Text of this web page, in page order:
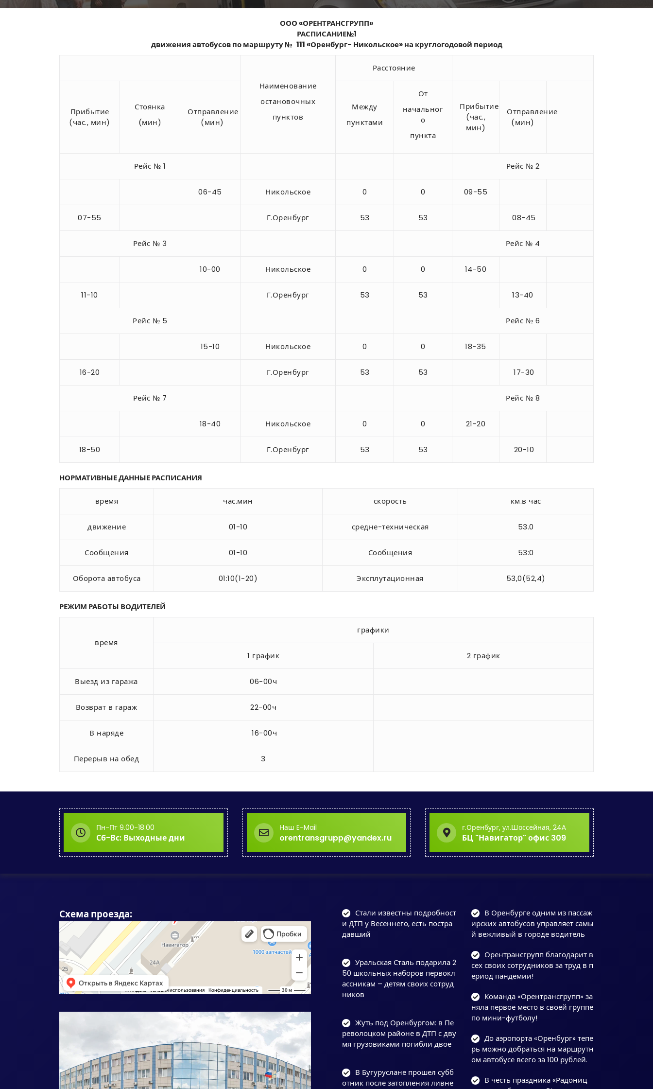
ООО «ОРЕНТРАНСГРУПП»
РАСПИСАНИЕ№1
движения автобусов по маршруту № 111 «Оренбург- Никольское» на круглогодовой период
Наименование
остановочных
пунктов
Расстояние
Прибытие
(час., мин)
Стоянка
(мин)
Отправление
(мин)
Между
пунк­тами
От
начальног
о
пункта
Прибытие
(час.,
мин)
Отправление
(мин)
Рейс № 1 Рейс № 2
06-45 Никольское 0 0 09-55
07-55 Г.Оренбург 53 53 08-45
Рейс № 3 Рейс № 4
10-00 Никольское 0 0 14-50
11-10 Г.Оренбург 53 53 13-40
Рейс № 5 Рейс № 6
15-10 Никольское 0 0 18-35
16-20 Г.Оренбург 53 53 17-30
Рейс № 7 Рейс № 8
18-40 Никольское 0 0 21-20
18-50 Г.Оренбург 53 53 20-10
НОРМАТИВНЫЕ ДАННЫЕ РАСПИСАНИЯ
время час.мин скорость км.в час
движение 01-10 средне-техническая 53.0
Сообщения 01-10 Сообщения 53:0
Оборота автобуса 01:10(1-20) Эксплутационная 53,0(52,4)
РЕЖИМ РАБОТЫ ВОДИТЕЛЕЙ
время
графики
1 график 2 график
Выезд из гаража 06-00ч
Возврат в гараж 22-00ч
В наряде 16-00ч
Перерыв на обед 3
Пн-Пт 9.00-18.00
Сб-Вс: Выходные дни
Наш E-Mail
orentransgrupp@yandex.ru
г.Оренбург, ул.Шоссейная, 24А
БЦ "Навигатор" офис 309
Схема проезда:
Стали известны подробност
и ДТП у Весеннего, есть постра
давший
Уральская Сталь подарила 2
50 школьных наборов первокл
ассникам – детям своих сотруд
ников
Жуть под Оренбургом: в Пе
револоцком районе в ДТП с дву
мя грузовиками погибли двое
В Бугуруслане прошел субб
отник после затопления ливне
В Оренбурге одним из пассаж
ирских автобусов управляет самы
й вежливый в городе водитель
Орентрансгрупп благодарит в
сех своих сотрудников за труд в п
ериод пандемии!
Команда «Орентрансгрупп» за
няла первое место в своей группе
по мини-футболу!
До аэропорта «Оренбург» тепе
рь можно добраться на маршрутн
ом автобусе всего за 100 рублей.
В честь праздника «Радониц